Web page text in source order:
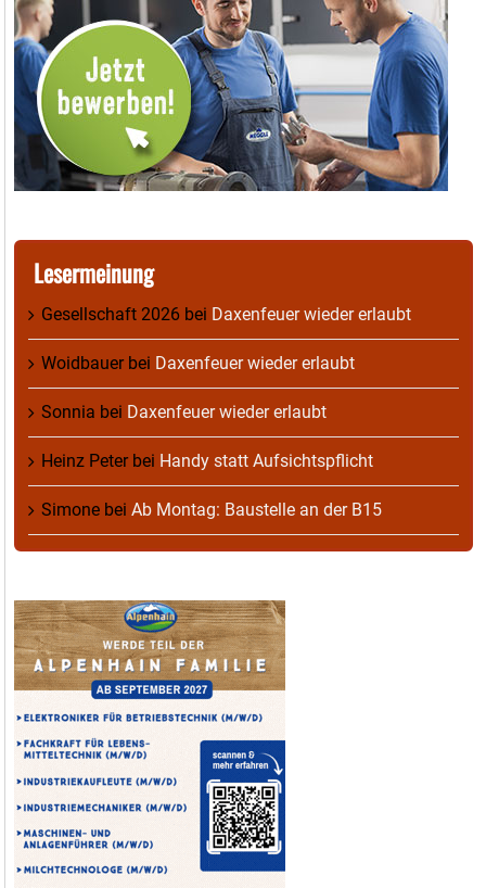
Lesermeinung
Gesellschaft 2026 bei Daxenfeuer wieder erlaubt
Woidbauerbei Daxenfeuer wieder erlaubt
Sonnia bei Daxenfeuer wieder erlaubt
Heinz Peterbei Handy statt Aufsichtspflicht
Simone bei Ab Montag: Baustelle an der B15